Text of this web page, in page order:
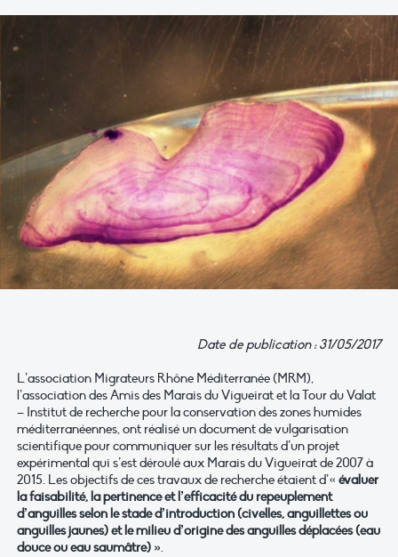
Date de publication : 31/05/2017
L’association Migrateurs Rhône Méditerranée (MRM),
l’association des Amis des Marais du Vigueirat et la Tour du Valat
– Institut de recherche pour la conservation des zones humides
méditerranéennes, ont réalisé un document de vulgarisation
scientifique pour communiquer sur les résultats d’un projet
expérimental qui s’est déroulé aux Marais du Vigueirat de 2007 à
2015. Les objectifs de ces travaux de recherche étaient d’« évaluer
la faisabilité, la pertinence et l’efficacité du repeuplement
d’anguilles selon le stade d’introduction (civelles, anguillettes ou
anguilles jaunes) et le milieu d’origine des anguilles déplacées (eau
douce ou eau saumâtre) ».